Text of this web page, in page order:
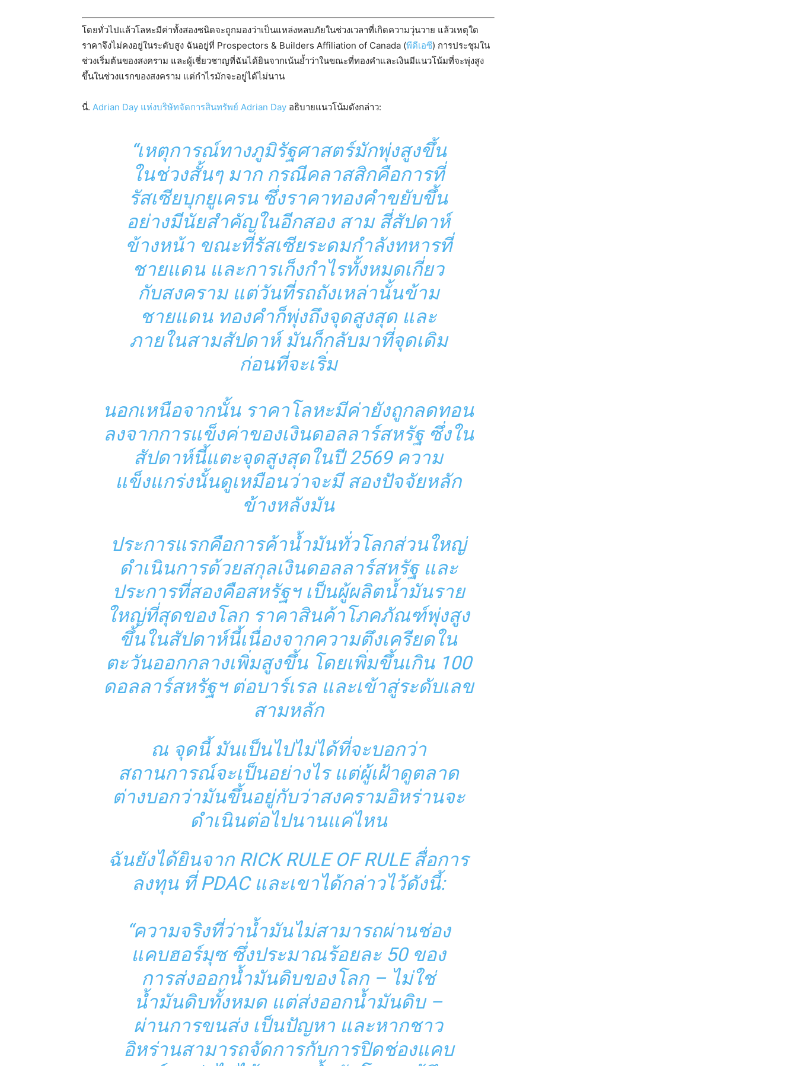
โดยทั่วไปแล้วโลหะมีค่าทั้งสองชนิดจะถูกมองว่าเป็นแหล่งหลบภัยในช่วงเวลาที่เกิดความวุ่นวาย แล้วเหตุใด
ราคาจึงไม่คงอยู่ในระดับสูง ฉันอยู่ที่ Prospectors & Builders Affiliation of Canada (พีดีเอซี) การประชุมใน
ช่วงเริ่มต้นของสงคราม และผู้เชี่ยวชาญที่ฉันได้ยินจากเน้นย้ำว่าในขณะที่ทองคำและเงินมีแนวโน้มที่จะพุ่งสูง
ขึ้นในช่วงแรกของสงคราม แต่กำไรมักจะอยู่ได้ไม่นาน
นี่. Adrian Day แห่งบริษัทจัดการสินทรัพย์ Adrian Day อธิบายแนวโน้มดังกล่าว:
“เหตุการณ์ทางภูมิรัฐศาสตร์มักพุ่งสูงขึ้น
ในช่วงสั้นๆ มาก กรณีคลาสสิกคือการที่
รัสเซียบุกยูเครน ซึ่งราคาทองคำขยับขึ้น
อย่างมีนัยสำคัญในอีกสอง สาม สี่สัปดาห์
ข้างหน้า ขณะที่รัสเซียระดมกำลังทหารที่
ชายแดน และการเก็งกำไรทั้งหมดเกี่ยว
กับสงคราม แต่วันที่รถถังเหล่านั้นข้าม
ชายแดน ทองคำก็พุ่งถึงจุดสูงสุด และ
ภายในสามสัปดาห์ มันก็กลับมาที่จุดเดิม
ก่อนที่จะเริ่ม
นอกเหนือจากนั้น ราคาโลหะมีค่ายังถูกลดทอน
ลงจากการแข็งค่าของเงินดอลลาร์สหรัฐ ซึ่งใน
สัปดาห์นี้แตะจุดสูงสุดในปี 2569 ความ
แข็งแกร่งนั้นดูเหมือนว่าจะมีสองปัจจัยหลัก
ข้างหลังมัน
ประการแรกคือการค้าน้ำมันทั่วโลกส่วนใหญ่
ดำเนินการด้วยสกุลเงินดอลลาร์สหรัฐ และ
ประการที่สองคือสหรัฐฯ เป็นผู้ผลิตน้ำมันราย
ใหญ่ที่สุดของโลก ราคาสินค้าโภคภัณฑ์พุ่งสูง
ขึ้นในสัปดาห์นี้เนื่องจากความตึงเครียดใน
ตะวันออกกลางเพิ่มสูงขึ้น โดยเพิ่มขึ้นเกิน 100
ดอลลาร์สหรัฐฯ ต่อบาร์เรล และเข้าสู่ระดับเลข
สามหลัก
ณ จุดนี้ มันเป็นไปไม่ได้ที่จะบอกว่า
สถานการณ์จะเป็นอย่างไร แต่ผู้เฝ้าดูตลาด
ต่างบอกว่ามันขึ้นอยู่กับว่าสงครามอิหร่านจะ
ดำเนินต่อไปนานแค่ไหน
ฉันยังได้ยินจาก RICK RULE OF RULE สื่อการ
ลงทุนที่ PDAC และเขาได้กล่าวไว้ดังนี้:
“ความจริงที่ว่าน้ำมันไม่สามารถผ่านช่อง
แคบฮอร์มุซ ซึ่งประมาณร้อยละ 50 ของ
การส่งออกน้ำมันดิบของโลก – ไม่ใช่
น้ำมันดิบทั้งหมด แต่ส่งออกน้ำมันดิบ –
ผ่านการขนส่ง เป็นปัญหา และหากชาว
อิหร่านสามารถจัดการกับการปิดช่องแคบ